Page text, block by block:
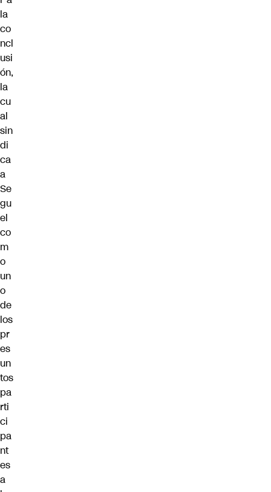
la
co
ncl
usi
ón,
la
cu
al
sin
di
ca
a
Se
gu
el
co
m
o
un
o
de
los
pr
es
un
tos
pa
rti
ci
pa
nt
es
a